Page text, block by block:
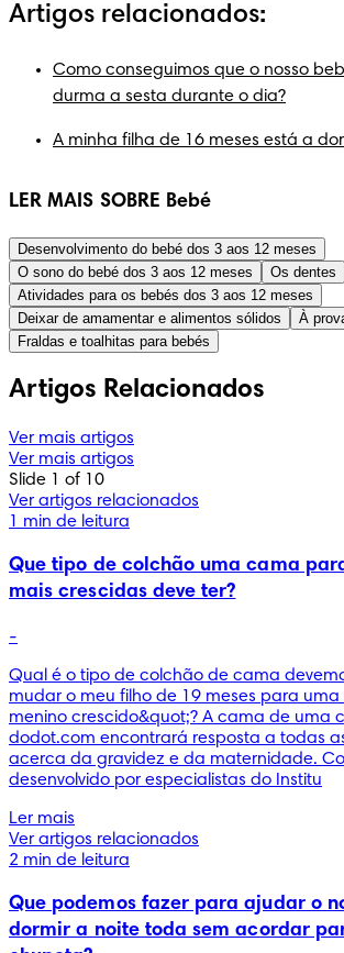
Artigos relacionados:
Como conseguimos que o nosso
durma a sesta durante o dia?
A minha filha de 16 meses está a
LER MAIS SOBRE Bebé
Desenvolvimento do bebé dos 3 aos 12 meses
O sono do bebé dos 3 aos 12 meses
Os dentes
Atividades para os bebés dos 3 aos 12 meses
Deixar de amamentar e alimentos sólidos
À
Fraldas e toalhitas para bebés
Artigos Relacionados
Ver mais artigos
Ver mais artigos
Slide 1 of 10
Ver artigos relacionados
1 min de leitura
Que tipo de colchão uma cama
mais crescidas deve ter?
-
Qual é o tipo de colchão de cama
mudar o meu filho de 19 meses para
menino crescido&quot;? A cama de uma
dodot.com encontrará resposta a todas
acerca da gravidez e da maternidade.
desenvolvido por especialistas do Institu
Ler mais
Ver artigos relacionados
2 min de leitura
Que podemos fazer para ajudar o
dormir a noite toda sem acordar